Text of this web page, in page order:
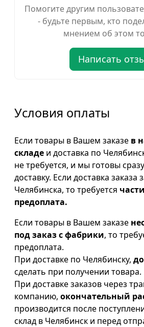
Помогите другим
- будьте первым, кто
мнением об этом
Написать
Условия оплаты
Если товары в Вашем заказе в
складе и доставка по
не требуется, и мы готовы
доставку. Если доставка заказа
Челябинска, то требуется
предоплата.
Если товары в Вашем заказе
под заказ с фабрики, то
предоплата.
При доставке по Челябинску,
сделать при получении товара.
При доставке заказов через
компанию, окончательный
производится после
склад в Челябинск и перед